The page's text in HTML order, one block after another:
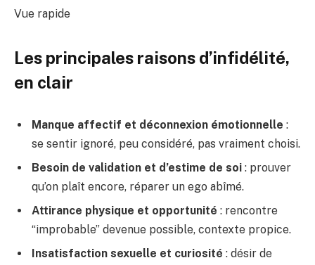
Vue rapide
Les principales raisons d’infidélité,
en clair
Manque affectif et déconnexion émotionnelle :
se sentir ignoré, peu considéré, pas vraiment choisi.
Besoin de validation et d’estime de soi : prouver
qu’on plaît encore, réparer un ego abîmé.
Attirance physique et opportunité : rencontre
“improbable” devenue possible, contexte propice.
Insatisfaction sexuelle et curiosité : désir de